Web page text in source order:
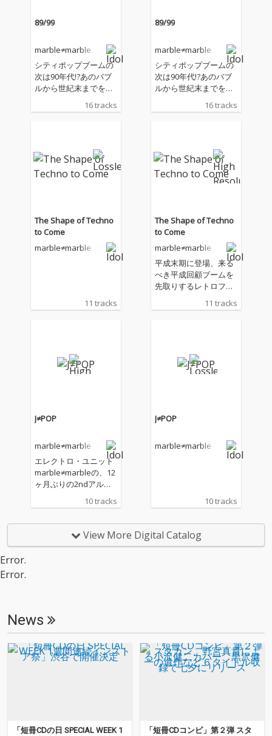
89/99
marble≠marble
シティポップブームの
次は90年代!?あのバブ
ルから世紀末までを振
り返る!テクノ、ユーロ
ビート、ヒップホッ
あの頃のランキングTO
P10を聴いているかの
ような、まじめでキッ
16 tracks
89/99
marble≠marble
シティポップブームの
次は90年代!?あのバブ
ルから世紀末までを振
り返る!テクノ、ユーロ
ビート、ヒップホッ
あの頃のランキングTO
P10を聴いているかの
ような、まじめでキッ
16 tracks
The Shape of Techno
to Come
marble≠marble
11 tracks
The Shape of Techno
to Come
marble≠marble
平成末期に登場、来る
べき平成回顧ブームを
先取りするレトロフュ
ーチャーアイドル、ma
rble≠marbleのサー
11 tracks
J≠POP
marble≠marble
エレクトロ・ユニット
marble≠marbleの、12
ヶ月ぶりの2ndアルバ
10 tracks
J≠POP
marble≠marble
10 tracks
View More Digital Catalog
Error.
Error.
News
「短冊CDの日 SPECIAL WEEK 1
「短冊CDコンピ」第２弾 スタ